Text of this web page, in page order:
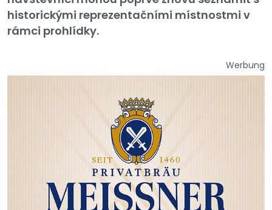
historickými reprezentačními místnostmi v
rámci prohlídky.
Werbung